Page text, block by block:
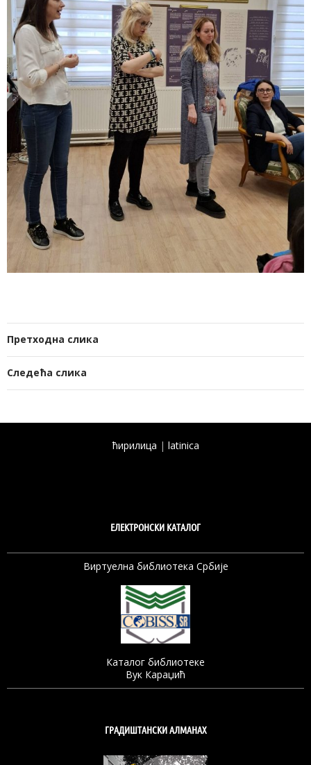
Претходна слика
Следећа слика
ћирилица | latinica
ЕЛЕКТРОНСКИ КАТАЛОГ
Виртуелна библиотека Србије
Каталог библиотеке
Вук Караџић
ГРАДИШТАНСКИ АЛМАНАХ